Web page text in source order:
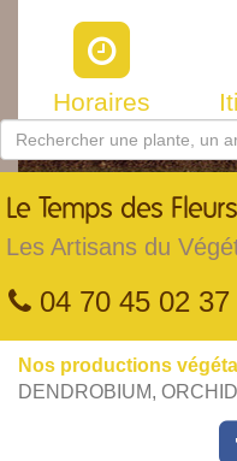
Horaires
Le Temps des Fleurs
Les Artisans du
04 70 45 02 37
Nos productions
DENDROBIUM,